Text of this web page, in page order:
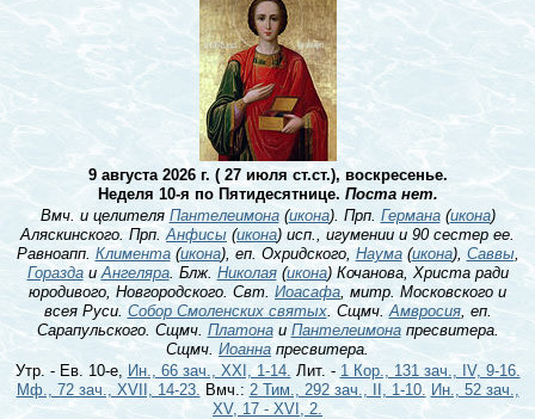
9 августа 2026 г. ( 27 июля ст.ст.), воскресенье.
Неделя 10-я по Пятидесятнице. Поста нет.
Вмч. и целителя Пантелеимона(икона). Прп. Германа(икона)
Аляскинского. Прп. Анфисы (икона) исп., игумении и 90 сестер ее.
Равноапп. Климента(икона), еп. Охридского,Наума(икона), Саввы,
Гораздаи Ангеляра. Блж. Николая(икона) Кочанова, Христа ради
юродивого, Новгородского. Свт. Иоасафа , митр. Московского и
всея Руси. Собор Смоленских святых. Сщмч.Амвросия, еп.
Сарапульского. Сщмч. Платонаи Пантелеимонапресвитера.
Сщмч. Иоанна пресвитера.
Утр. - Ев. 10-е, Ин., 66 зач., XXI, 1-14. Лит. - 1 Кор., 131 зач., IV, 9-16.
Мф., 72 зач., XVII, 14-23. Вмч.: 2 Тим., 292 зач., II, 1-10. Ин., 52 зач.,
XV, 17 - XVI, 2.